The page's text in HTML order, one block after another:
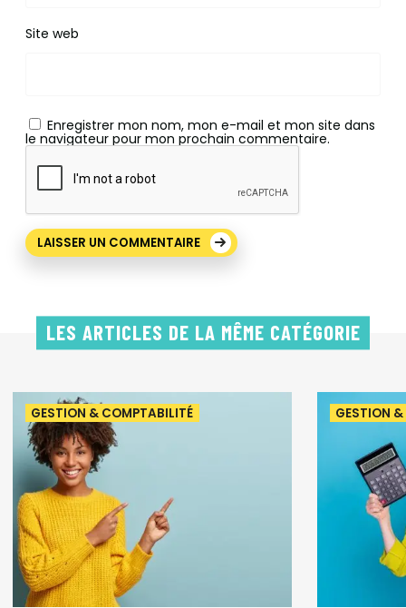
Site web
Enregistrer mon nom, mon e-mail et mon site dans
le navigateur pour mon prochain commentaire.
LES ARTICLES DE LA MÊME CATÉGORIE
GESTION & COMPTABILITÉ GESTION